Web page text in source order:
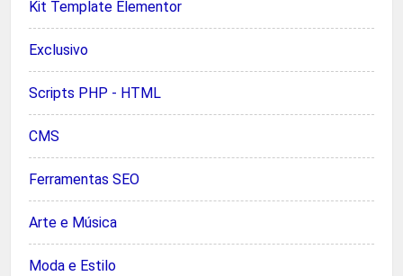
Kit Template Elementor
Exclusivo
Scripts PHP - HTML
CMS
Ferramentas SEO
Arte e Música
Moda e Estilo